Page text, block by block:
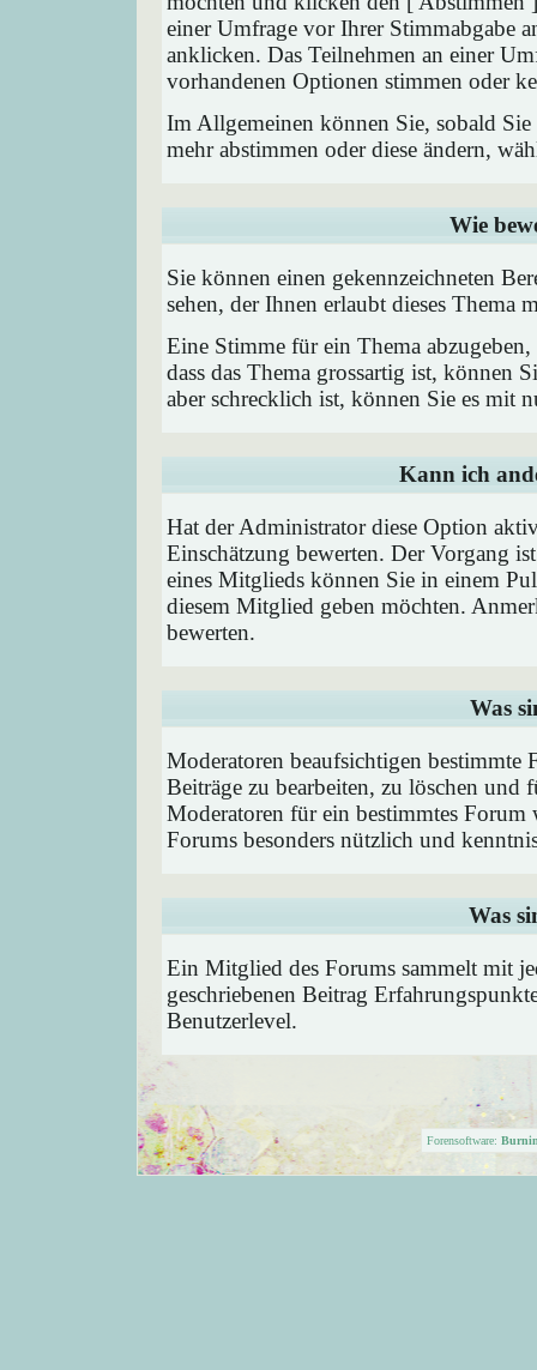
einer Umfrage vor Ihrer Stimmabgabe
anklicken. Das Teilnehmen an einer
vorhandenen Optionen stimmen oder
Im Allgemeinen können Sie, sobald
mehr abstimmen oder diese ändern,
Wie
Sie können einen gekennzeichneten
sehen, der Ihnen erlaubt dieses Thema
Eine Stimme für ein Thema
dass das Thema grossartig ist, können
aber schrecklich ist, können Sie es mit
Kann ich
Hat der Administrator diese Option
Einschätzung bewerten. Der Vorgang
eines Mitglieds können Sie in einem
diesem Mitglied geben möchten.
bewerten.
Was
Moderatoren beaufsichtigen
Beiträge zu bearbeiten, zu löschen und
Moderatoren für ein bestimmtes Forum
Forums besonders nützlich und
Was
Ein Mitglied des Forums sammelt mit
geschriebenen Beitrag
Benutzerlevel.
Forensoftware: